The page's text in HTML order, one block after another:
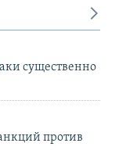
существенно
против